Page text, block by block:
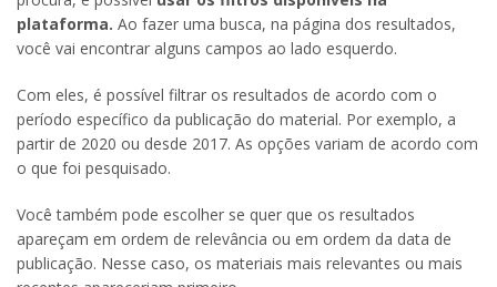
plataforma. Ao fazer uma busca, na página dos resultados,
você vai encontrar alguns campos ao lado esquerdo.
Com eles, é possível filtrar os resultados de acordo com o
período específico da publicação do material. Por exemplo, a
partir de 2020 ou desde 2017. As opções variam de acordo com
o que foi pesquisado.
Você também pode escolher se quer que os resultados
apareçam em ordem de relevância ou em ordem da data de
publicação. Nesse caso, os materiais mais relevantes ou mais